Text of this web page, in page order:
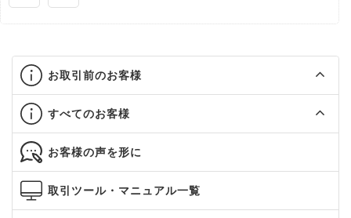
お取引前のお客様
すべてのお客様
お客様の声を形に
取引ツール・マニュアル一覧